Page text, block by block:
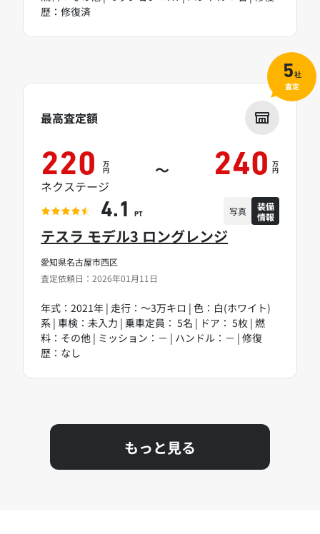
歴：修復済
愛知県名古屋市西区
査定依頼日：2026年01月11日
テスラ モデル3 ロングレンジ
年式：2021年 | 走行：～3万キロ | 色：白(ホワイト)
系 | 車検：未入力 | 乗車定員： 5名 | ドア： 5枚 | 燃
料：その他 | ミッション：－ | ハンドル：－ | 修復
歴：なし
最高査定額
220 万
円 ～ 240 万
円
ネクステージ
4.1 PT 写真
装備
情報
5社
査定
もっと見る